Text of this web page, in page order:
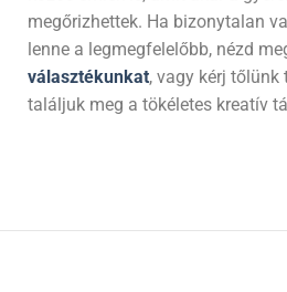
megőrizhettek. Ha bizonytalan
lenne a legmegfelelőbb, nézd
választékunkat, vagy kérj
találjuk meg a tökéletes kreatív